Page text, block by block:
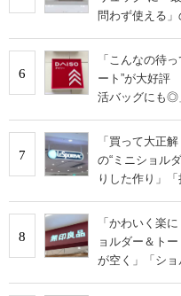
問わず使える」
6
「こんなの待
ート”が大好評
活バッグにも◎
7
「買って大正
の“ミニショル
りした作り」
8
「かわいく楽
ョルダー＆ト
が空く」「ショ